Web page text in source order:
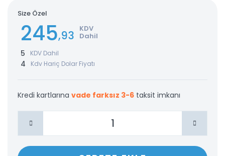
Size Özel
245,93 KDV
Dahil
5 KDV Dahil
4 Kdv Hariç Dolar Fiyatı
Kredi kartlarına vade farksız 3-6 taksit imkanı